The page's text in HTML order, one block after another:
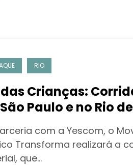
RIO
Crianças:
Paulo e no Rio
com ação de
plásticos
atletas
com a Yescom, o
Transforma realizará a
que…